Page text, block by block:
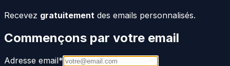
Recevez gratuitement des emails personnalisés.
Commençons par votre email
Adresse email*